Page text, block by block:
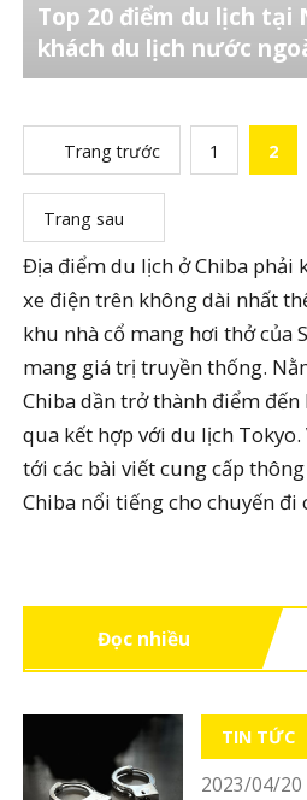
Top 20 điểm du lịch tại
khách du lịch nước
Trang trước 1 2
Trang sau
Địa điểm du lịch ở Chiba phải
xe điện trên không dài nhất
khu nhà cổ mang hơi thở của
mang giá trị truyền thống.
Chiba dần trở thành điểm
qua kết hợp với du lịch Tokyo.
tới các bài viết cung cấp
Chiba nổi tiếng cho chuyến đi
Đọc nhiều
TIN TỨC
2023/04/20